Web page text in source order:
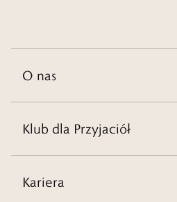
O nas
Klub dla Przyjaciół
Kariera